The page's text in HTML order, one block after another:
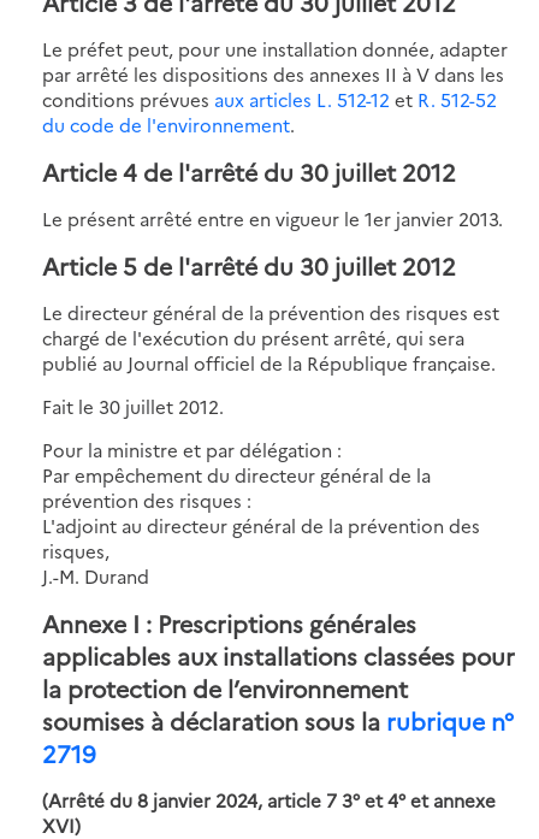
Le préfet peut, pour une installation donnée, adapter
par arrêté les dispositions des annexes II à V dans les
conditions prévues aux articles L. 512-12 et R. 512-52
du code de l'environnement.
Article 4 de l'arrêté du 30 juillet 2012
Le présent arrêté entre en vigueur le 1er janvier 2013.
Article 5 de l'arrêté du 30 juillet 2012
Le directeur général de la prévention des risques est
chargé de l'exécution du présent arrêté, qui sera
publié au Journal officiel de la République française.
Fait le 30 juillet 2012.
Pour la ministre et par délégation :
Par empêchement du directeur général de la
prévention des risques :
L'adjoint au directeur général de la prévention des
risques,
J.-M. Durand
Annexe I : Prescriptions générales
applicables aux installations classées pour
la protection de l’environnement
soumises à déclaration sous la rubrique n°
2719
(Arrêté du 8 janvier 2024, article 7 3° et 4° et annexe
XVI)